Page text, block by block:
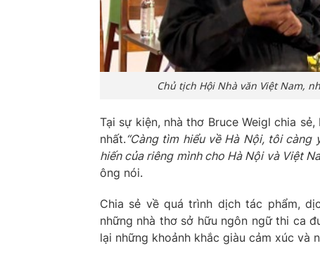
Chủ tịch Hội Nhà văn Việt Nam,
Tại sự kiện, nhà thơ Bruce Weigl chia
nhất. “Càng tìm hiểu về Hà Nội, tôi
hiến của riêng mình cho Hà Nội và Việt
ông nói.
Chia sẻ về quá trình dịch tác phẩm,
những nhà thơ sở hữu ngôn ngữ thi ca
lại những khoảnh khắc giàu cảm xúc và